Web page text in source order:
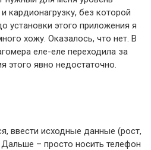
кардионагрузку, без которой
установки этого приложения я
хожу. Оказалось, что нет. В
еле-еле переходила за
этого явно недостаточно.
ввести исходные данные (рост,
– просто носить телефон